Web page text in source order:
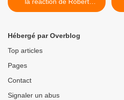
Badinter.
Hébergé par Overblog
Top articles
Pages
Contact
Signaler un abus